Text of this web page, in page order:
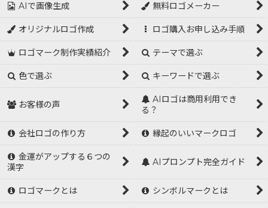
AIで画像生成 無料ロゴメーカー
オリジナルロゴ作成 ロゴ購入お申し込み手順
ロゴマーク制作実績紹介 テーマで選ぶ
色で選ぶ キーワードで選ぶ
お客様の声
AIロゴは商用利用でき
る？
会社ロゴの作り方 縁起のいいマークロゴ
金運がアップする６つの
漢字
AIプロンプト完全ガイド
ロゴマークとは シンボルマークとは